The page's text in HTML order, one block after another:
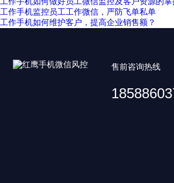
工作手机监控员工工作微信，严防飞单私单
工作手机如何维护客户，提高企业销售额？
售前咨询热线